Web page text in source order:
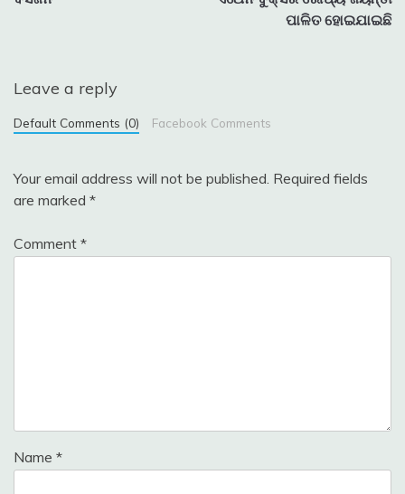
navigation
ପାଳିତ ହୋଇଯାଇଛି
Leave a reply
Default Comments (0) Facebook Comments
Your email address will not be published. Required fields
are marked *
Comment *
Name *